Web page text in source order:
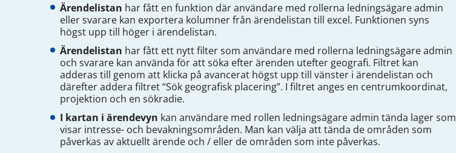
Ärendelistan har fått en funktion där användare med rollerna ledningsägare admin
eller svarare kan exportera kolumner från ärendelistan till excel. Funktionen syns
högst upp till höger i ärendelistan.
Ärendelistan har fått ett nytt filter som användare med rollerna ledningsägare admin
och svarare kan använda för att söka efter ärenden utefter geografi. Filtret kan
adderas till genom att klicka på avancerat högst upp till vänster i ärendelistan och
därefter addera filtret “Sök geografisk placering”. I filtret anges en centrumkoordinat,
projektion och en sökradie.
I kartan i ärendevyn kan användare med rollen ledningsägare admin tända lager som
visar intresse- och bevakningsområden. Man kan välja att tända de områden som
påverkas av aktuellt ärende och / eller de områden som inte påverkas.